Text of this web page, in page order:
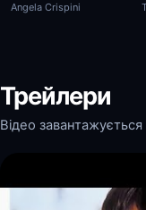
Angela Crispini
Трейлери
Відео